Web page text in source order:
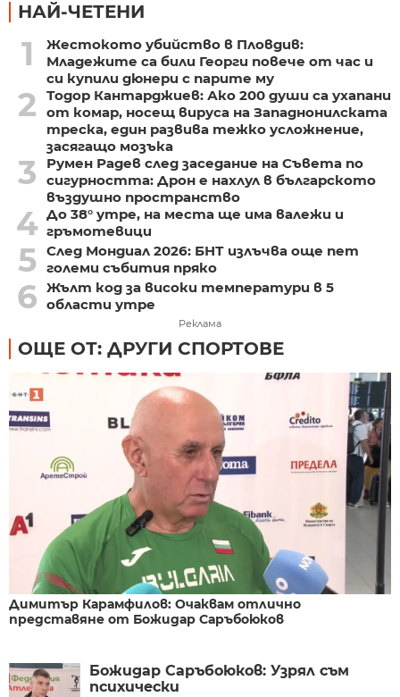
НАЙ-ЧЕТЕНИ
1
Жестокото убийство в Пловдив:
Младежите са били Георги повече от час и
си купили дюнери с парите му
2
Тодор Кантарджиев: Ако 200 души са ухапани
от комар, носещ вируса на Западнонилската
треска, един развива тежко усложнение,
засягащо мозъка
3
Румен Радев след заседание на Съвета по
сигурността: Дрон е нахлул в българското
въздушно пространство
4 До 38° утре, на места ще има валежи и
гръмотевици
5 След Мондиал 2026: БНТ излъчва още пет
големи събития пряко
6 Жълт код за високи температури в 5
области утре
Реклама
ОЩЕ ОТ: ДРУГИ СПОРТОВЕ
Димитър Карамфилов: Очаквам отлично
представяне от Божидар Саръбоюков
Божидар Саръбоюков: Узрял съм
психически